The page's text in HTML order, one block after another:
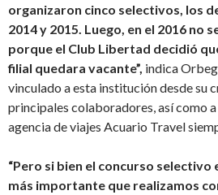
organizaron cinco selectivos, los
2014 y 2015. Luego, en el 2016 no
porque el Club Libertad decidió
filial quedara vacante”, indica
vinculado a esta institución desde su
principales colaboradores, así como
agencia de viajes Acuario Travel
“Pero si bien el concurso selectivo
más importante que realizamos